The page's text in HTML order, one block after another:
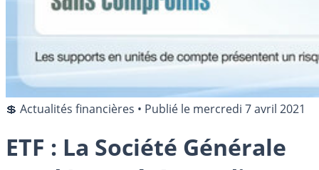
💲 Actualités financières • Publié le mercredi 7 avril 2021
ETF : La Société Générale